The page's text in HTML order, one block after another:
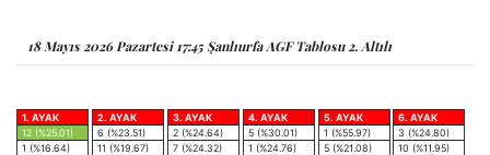
18 Mayıs 2026 Pazartesi 17:45 Şanlıurfa AGF Tablosu 2. Altılı
1. AYAK
12 (%25.01)
1 (%16.64)
2. AYAK
6 (%23.51)
11 (%19.67)
3. AYAK
2 (%24.64)
7 (%24.32)
4. AYAK
5 (%30.01)
1 (%24.76)
5. AYAK
1 (%55.97)
5 (%21.08)
6. AYAK
3 (%24.80)
10 (%11.95)